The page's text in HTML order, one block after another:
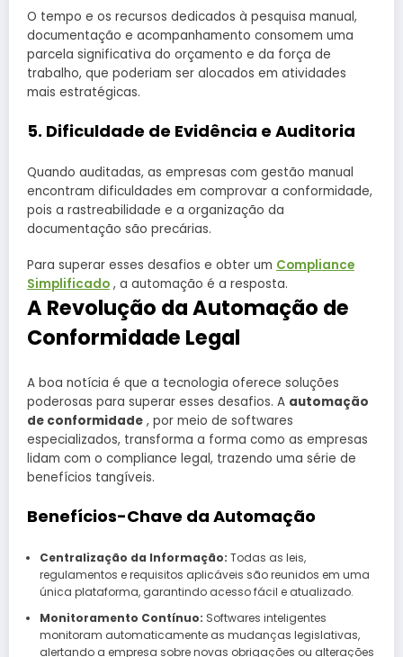
O tempo e os recursos dedicados à pesquisa manual,
documentação e acompanhamento consomem uma
parcela significativa do orçamento e da força de
trabalho, que poderiam ser alocados em atividades
mais estratégicas.
5. Dificuldade de Evidência e Auditoria
Quando auditadas, as empresas com gestão manual
encontram dificuldades em comprovar a conformidade,
pois a rastreabilidade e a organização da
documentação são precárias.
Para superar esses desafios e obter um Compliance
Simplificado , a automação é a resposta.
A Revolução da Automação de
Conformidade Legal
A boa notícia é que a tecnologia oferece soluções
poderosas para superar esses desafios. A automação
de conformidade , por meio de softwares
especializados, transforma a forma como as empresas
lidam com o compliance legal, trazendo uma série de
benefícios tangíveis.
Benefícios-Chave da Automação
Centralização da Informação: Todas as leis,
regulamentos e requisitos aplicáveis ​​são reunidos em uma
única plataforma, garantindo acesso fácil e atualizado.
Monitoramento Contínuo: Softwares inteligentes
monitoram automaticamente as mudanças legislativas,
alertando a empresa sobre novas obrigações ou alterações